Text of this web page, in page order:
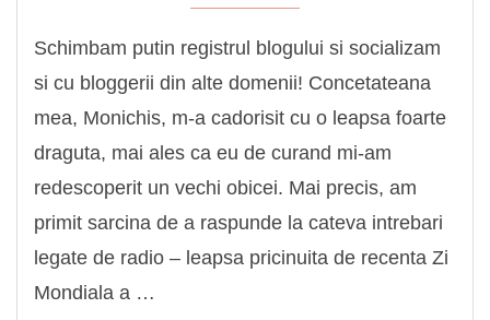
Schimbam putin registrul blogului si socializam
si cu bloggerii din alte domenii! Concetateana
mea, Monichis, m-a cadorisit cu o leapsa foarte
draguta, mai ales ca eu de curand mi-am
redescoperit un vechi obicei. Mai precis, am
primit sarcina de a raspunde la cateva intrebari
legate de radio – leapsa pricinuita de recenta Zi
Mondiala a …